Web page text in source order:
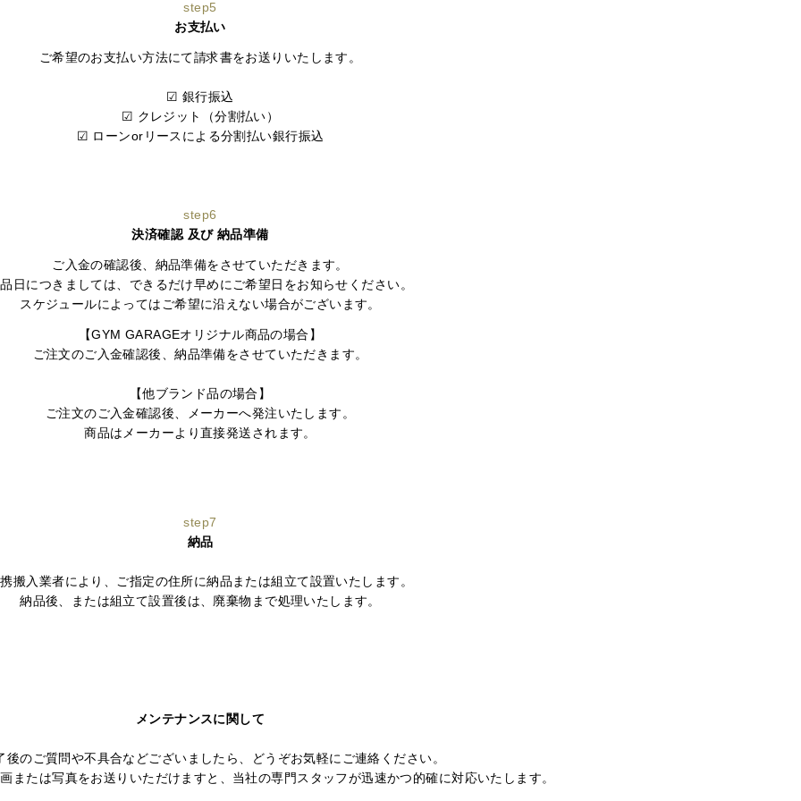
step5
お支払い
ご希望のお支払い方法にて請求書をお送りいたします。
☑ 銀行振込
☑ クレジット（分割払い）
☑ ローンorリースによる分割払い銀行振込
step6
決済確認 及び 納品準備
ご入金の確認後、納品準備をさせていただきます。
日につきましては、できるだけ早めにご希望日をお知らせください。
スケジュールによってはご希望に沿えない場合がございます。
【GYM GARAGEオリジナル商品の場合】
ご注文のご入金確認後、納品準備をさせていただきます。
【他ブランド品の場合】
ご注文のご入金確認後、メーカーへ発注いたします。
商品はメーカーより直接発送されます。
step7
納品
搬入業者により、ご指定の住所に納品または組立て設置いたします。
納品後、または組立て設置後は、廃棄物まで処理いたします。
メンテナンスに関して
後のご質問や不具合などございましたら、どうぞお気軽にご連絡ください。
または写真をお送りいただけますと、当社の専門スタッフが迅速かつ的確に対応いたします。